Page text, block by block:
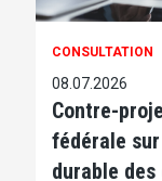
CONSULTATION
08.07.2026
Contre-
fédérale
durable